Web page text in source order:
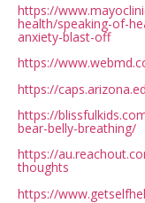
https://
health/speaking-of-
anxiety-blast-off
https://
https://
https://
bear-belly-breathing/
https://
thoughts
https://